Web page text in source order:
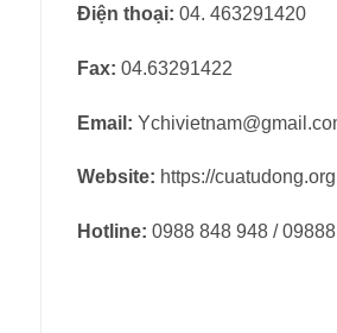
Điện thoại: 04. 463291420
Fax: 04.63291422
Email:
Website: https://cuatudong.org
Hotline: 0988 848 948 /